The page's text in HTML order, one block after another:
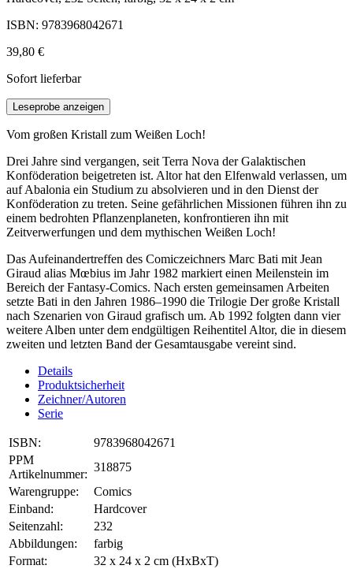
ISBN: 9783968042671
39,80 €
Sofort lieferbar
Leseprobe anzeigen
Vom großen Kristall zum Weißen Loch!
Drei Jahre sind vergangen, seit Terra Nova der Galaktischen
Konföderation beigetreten ist. Altor hat den Elfenwald verlassen, um
auf Abalonia ein Studium zu absolvieren und in den Dienst der
Konföderation zu treten. Seine gefährlichen Missionen führen ihn zu
einem bedrohten Pflanzenplaneten, konfrontieren ihn mit
Zeitverwerfungen und dem mythischen Weißen Loch!
Das Aufeinandertreffen des Comiczeichners Marc Bati mit Jean
Giraud alias Mœbius im Jahr 1982 markiert einen Meilenstein im
Bereich der Fantasy-Comics. Nach ersten gemeinsamen Arbeiten
setzte Bati in den Jahren 1986–1990 die Trilogie Der große Kristall
nach Szenarien von Giraud grafisch um. Ab 1992 folgten dann vier
weitere Alben unter dem endgültigen Reihentitel Altor, die in diesem
zweiten und letzten Band der Gesamtausgabe vereint sind.
Details
Produktsicherheit
Zeichner/Autoren
Serie
ISBN:
9783968042671
PPM
Artikelnummer:
318875
Warengruppe:
Comics
Einband:
Hardcover
Seitenzahl:
232
Abbildungen:
farbig
Format:
32 x 24 x 2 cm (HxBxT)